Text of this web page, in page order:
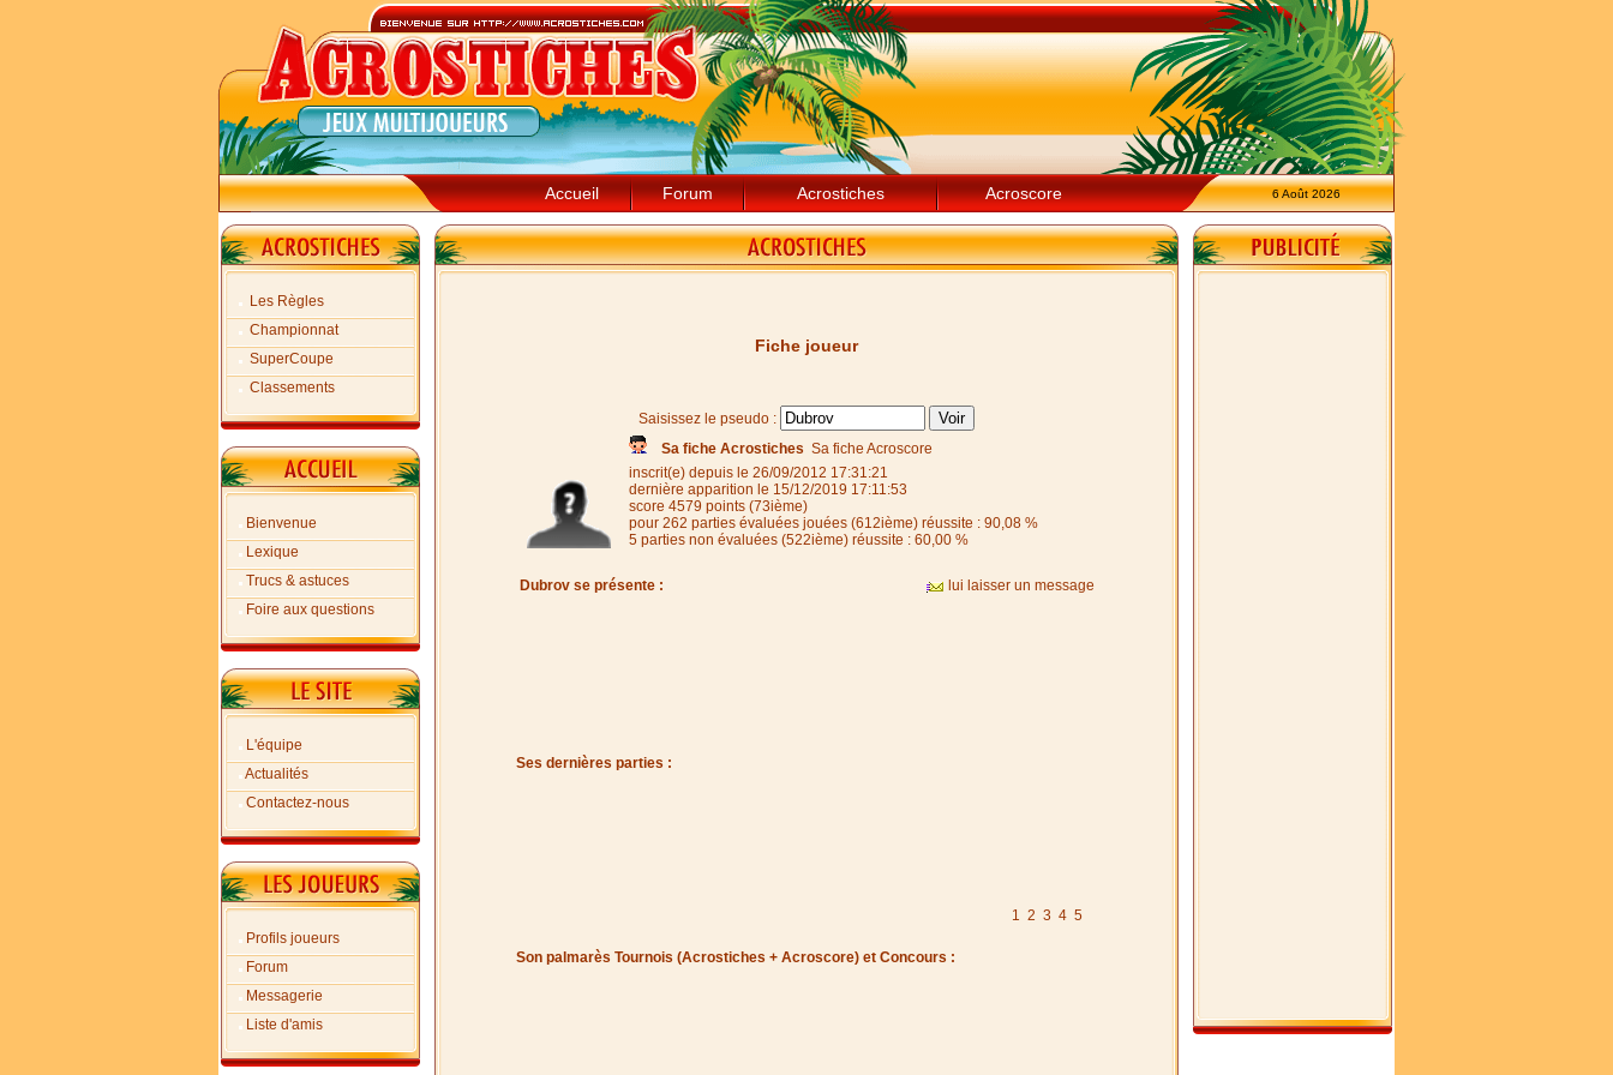
Accueil Forum Acrostiches Acroscore 6 Août 2026
Les Règles
Championnat
SuperCoupe
Classements
Bienvenue
Lexique
Trucs & astuces
Foire aux questions
L'équipe
Actualités
Contactez-nous
Profils joueurs
Forum
Messagerie
Liste d'amis
Fiche joueur
Saisissez le pseudo :
Sa fiche Acrostiches Sa fiche Acroscore
inscrit(e) depuis le 26/09/2012 17:31:21
dernière apparition le 15/12/2019 17:11:53
score 4579 points (73ième)
pour 262 parties évaluées jouées (612ième) réussite : 90,08 %
5 parties non évaluées (522ième) réussite : 60,00 %
Dubrov se présente : lui laisser un message
Ses dernières parties :
1 2 3 4 5
Son palmarès Tournois (Acrostiches + Acroscore) et Concours :